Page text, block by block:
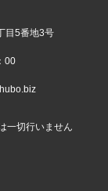
目5番地3号
00
一切行いません